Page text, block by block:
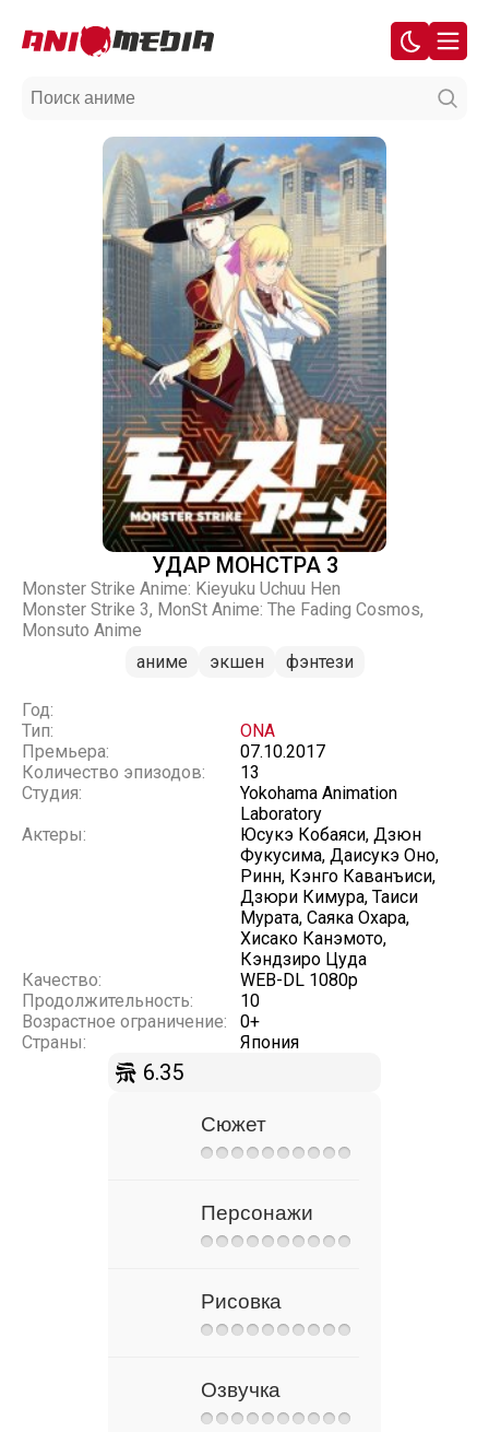
УДАР МОНСТРА 3
Monster Strike Anime: Kieyuku Uchuu Hen
Monster Strike 3, MonSt Anime: The Fading Cosmos,
Monsuto Anime
аниме
экшен фэнтези
Год:
Тип:
ONA
Премьера:
07.10.2017
Количество эпизодов:
13
Студия:
Yokohama Animation
Laboratory
Актеры:
Юсукэ Кобаяси, Дзюн
Фукусима, Даисукэ Оно,
Ринн, Кэнго Каванъиси,
Дзюри Кимура, Таиси
Мурата, Саяка Охара,
Хисако Канэмото,
Кэндзиро Цуда
Качество:
WEB-DL 1080p
Продолжительность:
10
Возрастное ограничение:
0+
Страны:
Япония
6.35
Сюжет
Персонажи
Рисовка
Озвучка